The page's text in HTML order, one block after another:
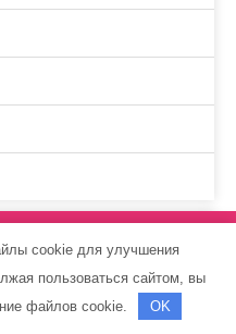
нас
cookie для улучшения
пользоваться сайтом, вы
файлов cookie.
OK